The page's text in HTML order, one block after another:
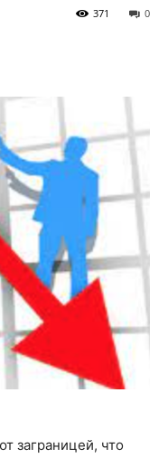
0
371
заграницей, что